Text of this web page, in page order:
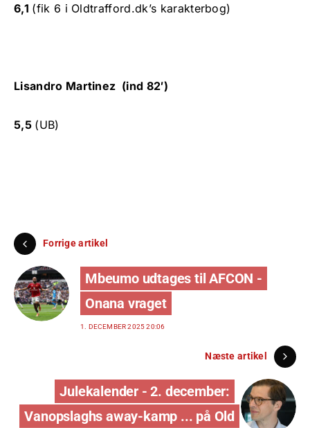
6,1 (fik 6 i Oldtrafford.dk’s karakterbog)
Lisandro Martinez (ind 82′)
5,5 (UB)
Forrige artikel
Mbeumo udtages til AFCON -
Onana vraget
1. DECEMBER 2025 20:06
Næste artikel
Julekalender - 2. december:
Vanopslaghs away-kamp ... på Old